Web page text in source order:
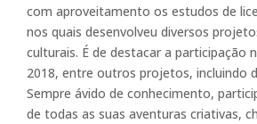
com aproveitamento os estudos de
nos quais desenvolveu diversos
culturais. É de destacar a participação
2018, entre outros projetos, incluindo
Sempre ávido de conhecimento,
de todas as suas aventuras criativas,